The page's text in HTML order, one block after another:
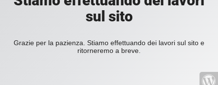
sul sito
Grazie per la pazienza. Stiamo effettuando dei lavori sul sito e
ritorneremo a breve.